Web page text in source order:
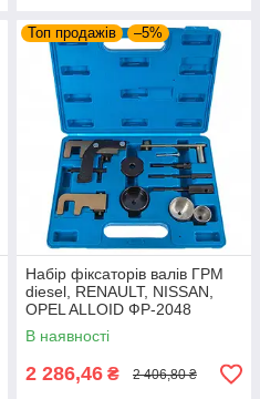
Топ продажів –5%
Набір фіксаторів валів ГРМ
diesel, RENAULT, NISSAN,
OPEL ALLOID ФР-2048
В наявності
2 286,46 ₴ 2 406,80 ₴